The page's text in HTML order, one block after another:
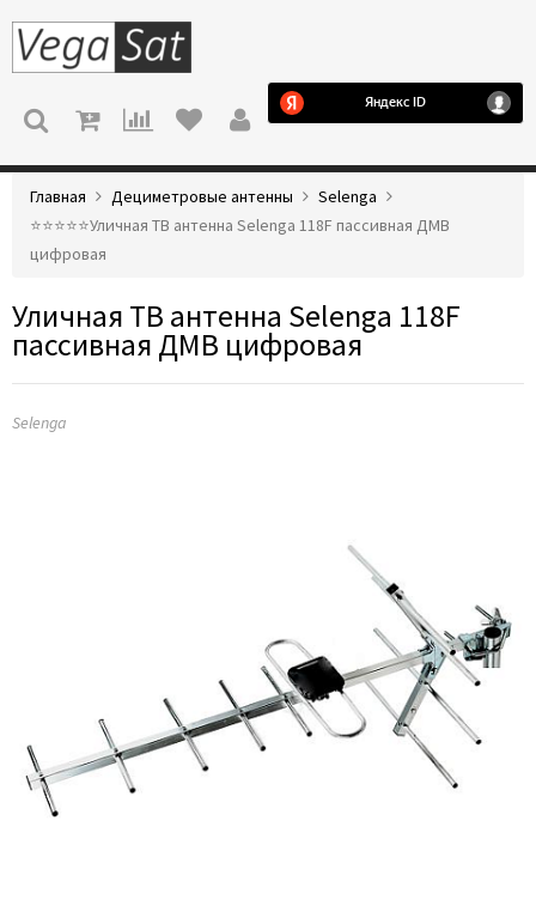
МЕНЮ
Главная Дециметровые антенны
Selenga
⭐️⭐️⭐️⭐️⭐️Уличная ТВ антенна Selenga 118F пассивная ДМВ
цифровая
Уличная ТВ антенна Selenga 118F
пассивная ДМВ цифровая
Selenga